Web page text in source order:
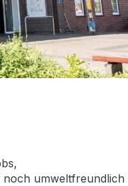
noch umweltfreundlich